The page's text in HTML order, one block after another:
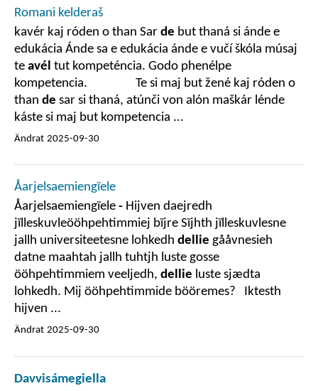
Romani kelderaš
kavér kaj róden o than Sar de but thaná si ánde e
edukácia Ánde sa e edukácia ánde e vučí škóla músaj
te avél tut kompeténcia. Godo phenélpe
kompetencia. Te si maj but žené kaj róden o
than de sar si thaná, atúnči von alón maškár lénde
káste si maj but kompetencia ...
Ändrat 2025-09-30
Åarjelsaemiengïele
Åarjelsaemiengïele - Hijven daejredh
jïlleskuvleööhpehtimmiej bïjre Sïjhth jïlleskuvlesne
jallh universiteetesne lohkedh dellie gååvnesieh
datne maahtah jallh tuhtjh luste gosse
ööhpehtimmiem veeljedh, dellie luste sjædta
lohkedh. Mij ööhpehtimmide bööremes? Iktesth
hijven ...
Ändrat 2025-09-30
Davvisámegiella